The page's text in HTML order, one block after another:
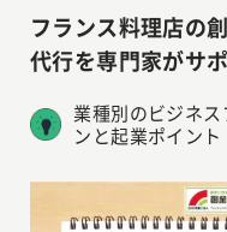
フランス料理店の
代行を専門家がサ
業種別のビジネス
ンと起業ポイント